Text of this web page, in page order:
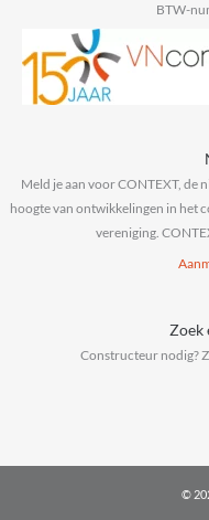
BTW-
Meld je aan voor CONTEXT, de
hoogte van ontwikkelingen in het
vereniging.
Zoek
Constructeur nodig?
©